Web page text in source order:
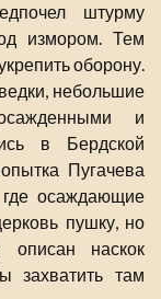
штурму
измором. Тем
оборону.
небольшие
и
в Бердской
Пугачева
осаждающие
пушку, но
описан наскок
захватить там